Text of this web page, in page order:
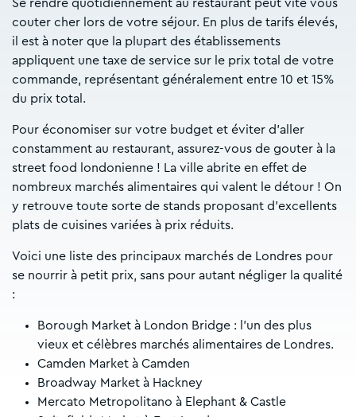
Se rendre quotidiennement au restaurant peut vite vous
couter cher lors de votre séjour. En plus de tarifs élevés,
il est à noter que la plupart des établissements
appliquent une taxe de service sur le prix total de votre
commande, représentant généralement entre 10 et 15%
du prix total.
Pour économiser sur votre budget et éviter d’aller
constamment au restaurant, assurez-vous de gouter à la
street food londonienne ! La ville abrite en effet de
nombreux marchés alimentaires qui valent le détour ! On
y retrouve toute sorte de stands proposant d’excellents
plats de cuisines variées à prix réduits.
Voici une liste des principaux marchés de Londres pour
se nourrir à petit prix, sans pour autant négliger la qualité
:
Borough Market à London Bridge : l’un des plus
vieux et célèbres marchés alimentaires de Londres.
Camden Market à Camden
Broadway Market à Hackney
Mercato Metropolitano à Elephant & Castle